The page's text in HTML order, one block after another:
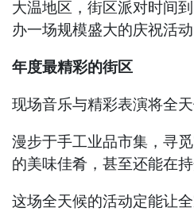
大温地区，街区派对时间
办一场规模盛大的庆祝活
年度最精彩的街区
现场音乐与精彩表演将全
漫步于手工业品市集，寻
的美味佳肴，甚至还能在
这场全天候的活动定能让